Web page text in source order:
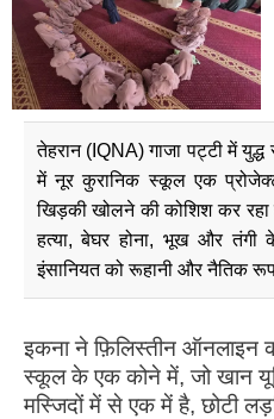
तेहरान (IQNA) गाजा पट्टी में
में नूर कुरानिक स्कूल एक
खिड़की खोलने की कोशिश कर
हत्या, बेघर होना, भूख और तंगी
इंसानियत को रूहानी और नैतिक
इकना ने फ़िलिस्तीन ऑनलाइन
स्कूल के एक कोने में, जो खान
मस्जिदों में से एक में है, छोटी